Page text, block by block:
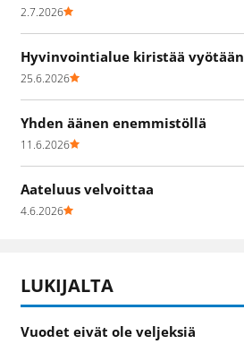
2.7.2026
Hyvinvointialue kiristää vyötään
25.6.2026
Yhden äänen enemmistöllä
11.6.2026
Aateluus velvoittaa
4.6.2026
LUKIJALTA
Vuodet eivät ole veljeksiä